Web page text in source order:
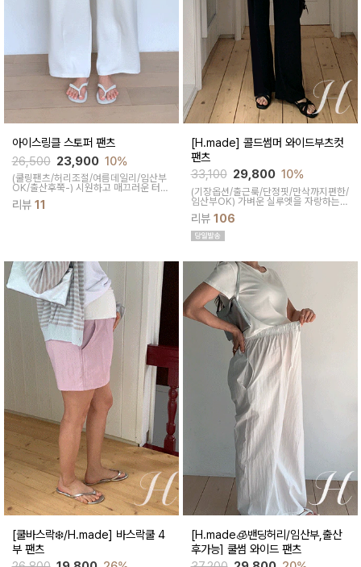
아이스링클 스토퍼 팬츠
26,500 23,900 10%
(쿨링팬츠/허리조절/여름데일리/임산부
OK/출산후쭉-) 시원하고 매끄러운 터치
감을 자랑하는 와이드 팬츠예요~ 스토퍼
로 사이즈 조절이 가능해 임산부도 편하
리뷰 11
[H.made] 콜드썸머 와이드부츠컷
팬츠
33,100 29,800 10%
(기장옵션/출근룩/단정핏/만삭까지편한/
임산부OK) 가벼운 실루엣을 자랑하는
와이드 부츠컷 팬츠예요~ 시원한 원단감
과 디자인으로 쾌적하게 착용돼요
리뷰 106
[쿨바스락❄️/H.made] 바스락쿨 4
부 팬츠
[H.made🧊밴딩허리/임산부,출산
후가능] 쿨썸 와이드 팬츠